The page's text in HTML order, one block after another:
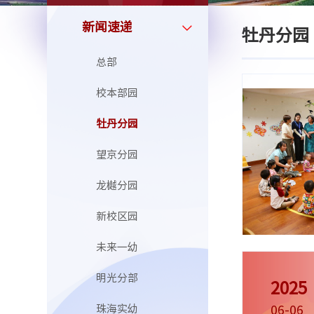
新闻速递
总部
校本部园
牡丹分园
望京分园
龙樾分园
新校区园
未来一幼
明光分部
珠海实幼
牡丹分园
2025
06-06